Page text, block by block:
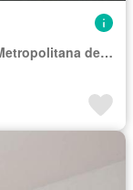
Região Imediata de São Paulo, Região Metropolitana de São Paulo